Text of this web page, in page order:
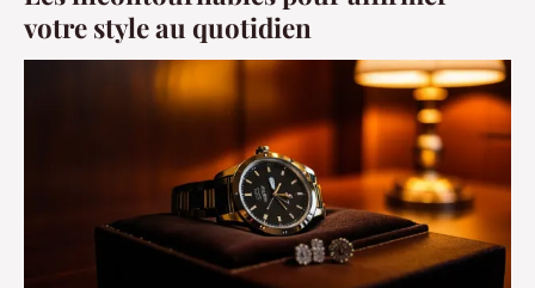
votre style au quotidien